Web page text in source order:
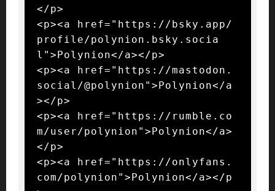
</p>
<p><a href="https://bsky.app/
profile/polynion.bsky.socia
l">Polynion</a></p>
<p><a href="https://mastodon.
social/@polynion">Polynion</a
></p>
<p><a href="https://rumble.co
m/user/polynion">Polynion</a>
</p>
<p><a href="https://onlyfans.
com/polynion">Polynion</a></p